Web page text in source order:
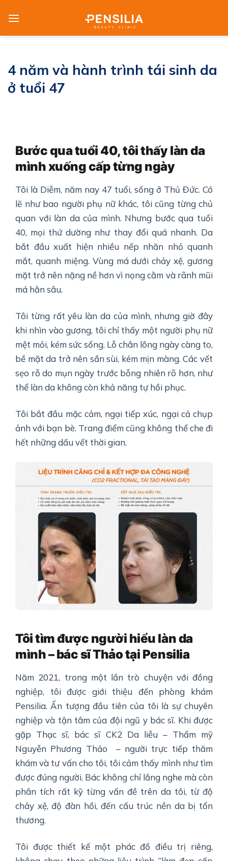
4 năm và hành trình tái sinh da
ở tuổi 47
Bước qua tuổi 40, tôi thấy làn da
mình xuống cấp từng ngày
Tôi là Diễm, năm nay 47 tuổi, sống ở Thủ Đức. Có
lẽ như bao người phụ nữ khác, tôi cũng từng chủ
quan với làn da của mình. Nhưng bước qua tuổi
40, mọi thứ dường như thay đổi quá nhanh. Da
bắt đầu xuất hiện nhiều nếp nhăn nhỏ quanh
mắt, quanh miệng. Vùng má dưới chảy xệ, gương
mặt trở nên nặng nề hơn vì nọng cằm và rãnh mũi
má hằn sâu.
Tôi từng rất yêu làn da của mình, nhưng giờ đây
khi nhìn vào gương, tôi chỉ thấy một người phụ nữ
mệt mỏi, kém sức sống. Lỗ chân lông ngày càng to,
bề mặt da trở nên sần sùi, kém mịn màng. Các vết
sẹo rỗ do mụn ngày trước bỗng nhiên rõ hơn, như
thể làn da không còn khả năng tự hồi phục.
Tôi bắt đầu mặc cảm, ngại tiếp xúc, ngại cả chụp
ảnh với bạn bè. Trang điểm cũng không thể che đi
hết những dấu vết thời gian.
Tôi tìm được người hiểu làn da
mình – bác sĩ Thảo tại Pensilia
Năm 2021, trong một lần trò chuyện với đồng
nghiệp, tôi được giới thiệu đến phòng khám
Pensilia. Ấn tượng đầu tiên của tôi là sự chuyên
nghiệp và tận tâm của đội ngũ y bác sĩ. Khi được
gặp Thạc sĩ, bác sĩ CK2 Da liễu – Thẩm mỹ
Nguyễn Phương Thảo – người trực tiếp thăm
khám và tư vấn cho tôi, tôi cảm thấy mình như tìm
được đúng người. Bác không chỉ lắng nghe mà còn
phân tích rất kỹ từng vấn đề trên da tôi, từ độ
chảy xệ, độ đàn hồi, đến cấu trúc nền da bị tổn
thương.
Tôi được thiết kế một phác đồ điều trị riêng,